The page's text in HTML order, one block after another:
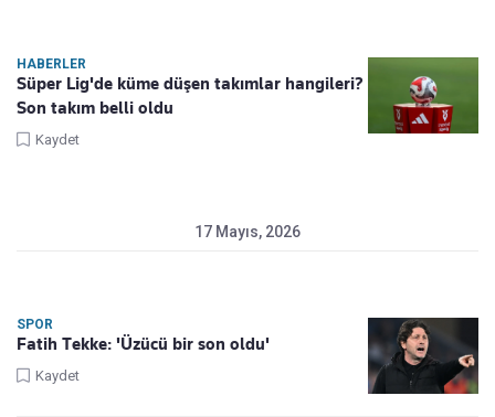
HABERLER
Süper Lig'de küme düşen takımlar hangileri?
Son takım belli oldu
Kaydet
17 Mayıs, 2026
SPOR
Fatih Tekke: 'Üzücü bir son oldu'
Kaydet